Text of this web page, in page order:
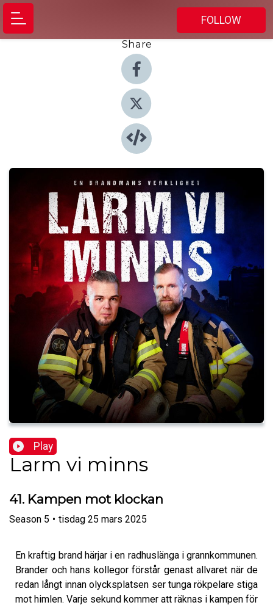
FOLLOW
Share
Play
Larm vi minns
41. Kampen mot klockan
Season 5 • tisdag 25 mars 2025
En kraftig brand härjar i en radhuslänga i grannkommunen.
Brander och hans kollegor förstår genast allvaret när de
redan långt innan olycksplatsen ser tunga rökpelare stiga
mot himlen. Varje sekund kommer att räknas i kampen för